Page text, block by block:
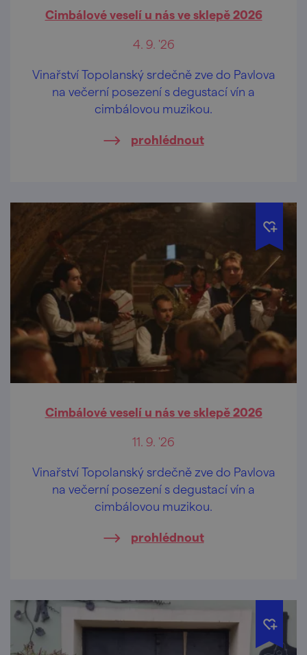
Cimbálové veselí u nás ve sklepě 2026
4. 9. '26
Vinařství Topolanský srdečně zve do Pavlova
na večerní posezení s degustací vín a
cimbálovou muzikou.
prohlédnout
Cimbálové veselí u nás ve sklepě 2026
11. 9. '26
Vinařství Topolanský srdečně zve do Pavlova
na večerní posezení s degustací vín a
cimbálovou muzikou.
prohlédnout